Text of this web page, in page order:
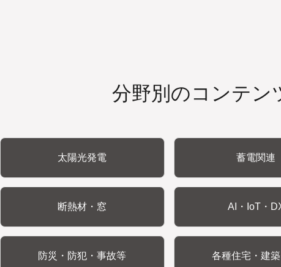
分野別のコンテン
太陽光発電 蓄電関連
断熱材・窓 AI・IoT・
防災・防犯・事故等 各種住宅・建